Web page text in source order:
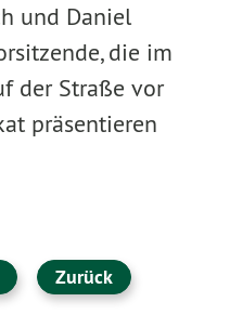
und Daniel
die im
der Straße vor
präsentieren
Zurück